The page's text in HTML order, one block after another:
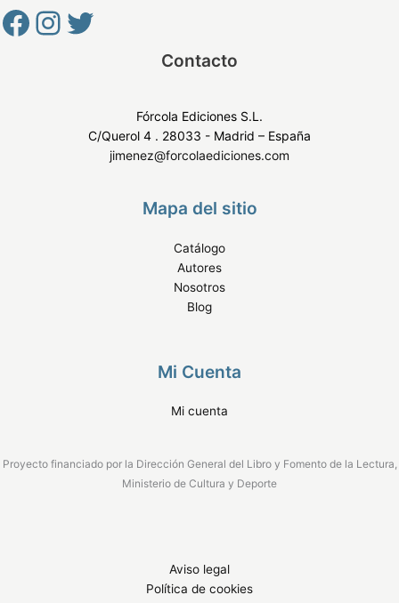
Contacto
Fórcola Ediciones S.L.
C/Querol 4 . 28033 - Madrid – España
jimenez@forcolaediciones.com
Mapa del sitio
Catálogo
Autores
Nosotros
Blog
Mi Cuenta
Mi cuenta
Proyecto financiado por la Dirección General del Libro y Fomento de la Lectura,
Ministerio de Cultura y Deporte
Aviso legal
Política de cookies